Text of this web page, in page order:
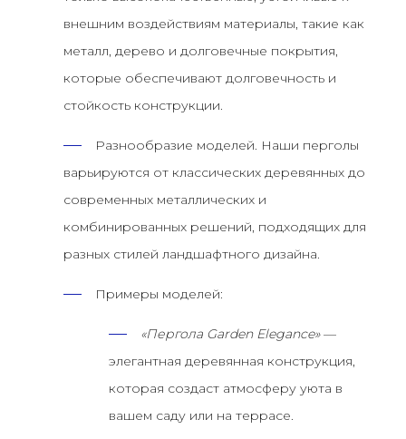
внешним воздействиям материалы, такие как
металл, дерево и долговечные покрытия,
которые обеспечивают долговечность и
стойкость конструкции.
Разнообразие моделей. Наши перголы
варьируются от классических деревянных до
современных металлических и
комбинированных решений, подходящих для
разных стилей ландшафтного дизайна.
Примеры моделей:
«Пергола Garden Elegance»—
элегантная деревянная конструкция,
которая создаст атмосферу уюта в
вашем саду или на террасе.